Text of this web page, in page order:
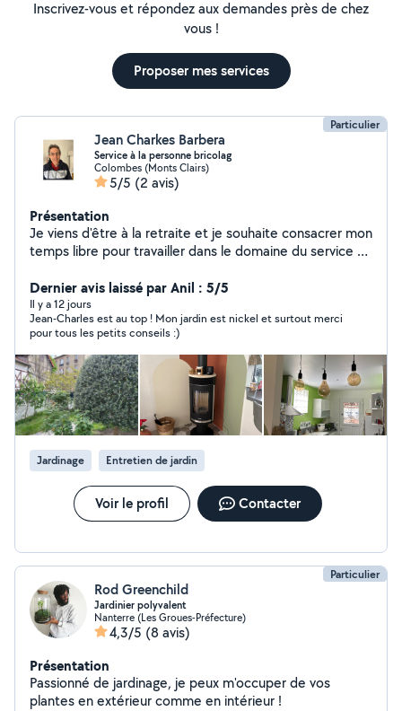
Inscrivez-vous et répondez aux demandes près de chez
vous !
Proposer mes services
Particulier
Jean Charkes Barbera
Service à la personne bricolag
Colombes (Monts Clairs)
5/5 (2 avis)
Présentation
Je viens d'être à la retraite et je souhaite consacrer mon
temps libre pour travailler dans le domaine du service à
d'intérieur, bricolage et jardinage - disponible et de
confiance
Dernier avis laissé par Anil : 5/5
Il y a 12 jours
Jean-Charles est au top ! Mon jardin est nickel et surtout merci
pour tous les petits conseils :)
Jardinage Entretien de jardin
Voir le profil Contacter
Particulier
Rod Greenchild
Jardinier polyvalent
Nanterre (Les Groues-Préfecture)
4,3/5 (8 avis)
Présentation
Passionné de jardinage, je peux m'occuper de vos
plantes en extérieur comme en intérieur !